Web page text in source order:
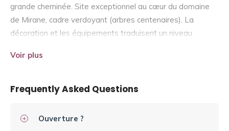
grande cheminée. Site exceptionnel au cœur du domaine
de Mirane, cadre verdoyant (arbres centenaires). La
décoration et les équipements traduisent un niveau
prestige que du gîte rural (nombreuses photos sur le site
Voir plus
Frequently Asked Questions
Ouverture ?